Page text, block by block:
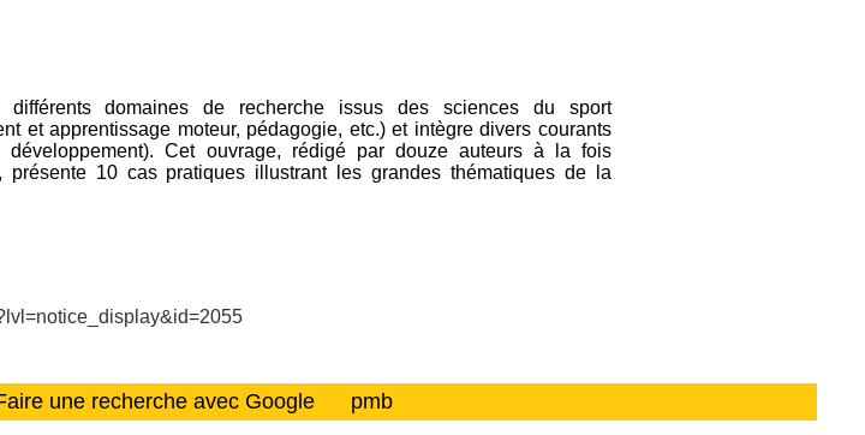
domaines de recherche issus des sciences du sport
et apprentissage moteur, pédagogie, etc.) et intègre divers courants
Cet ouvrage, rédigé par douze auteurs à la fois
présente 10 cas pratiques illustrant les grandes thématiques de la
une recherche avec Google pmb